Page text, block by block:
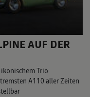
AUF DER
Trio
A110 aller Zeiten